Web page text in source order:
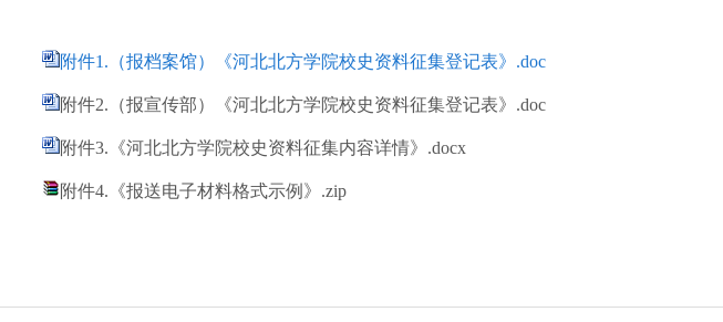
附件1.（报档案馆）《河北北方学院校史资料征集登记表》.doc
附件2.（报宣传部）《河北北方学院校史资料征集登记表》.doc
附件3.《河北北方学院校史资料征集内容详情》.docx
附件4.《报送电子材料格式示例》.zip